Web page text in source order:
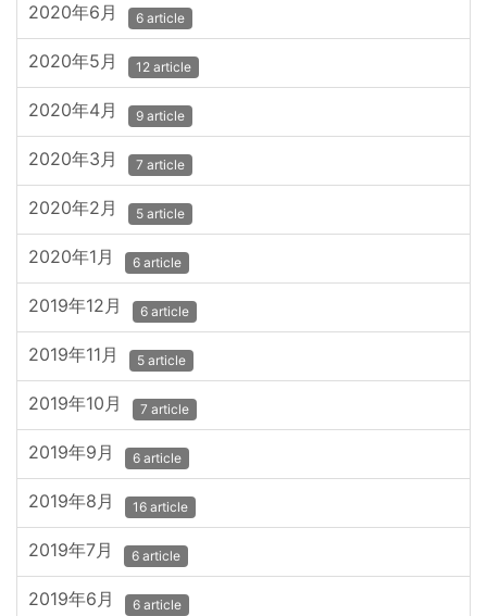
2020年6月 6 article
2020年5月 12 article
2020年4月 9 article
2020年3月 7 article
2020年2月 5 article
2020年1月 6 article
2019年12月 6 article
2019年11月 5 article
2019年10月 7 article
2019年9月 6 article
2019年8月 16 article
2019年7月 6 article
2019年6月 6 article